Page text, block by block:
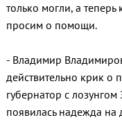
только могли, а
просим о помощи.
- Владимир
действительно крик
губернатор с
появилась надежда на